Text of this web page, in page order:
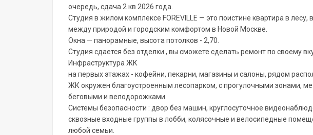
очередь, сдача 2 кв 2026 года.
Студия в жилом комплексе FOREVILLE — это поистине квартира в
между природой и городским комфортом в Новой Москве.
Окна — панорамные, высота потолков - 2,70.
Студия сдается без отделки , вы сможете сделать ремонт по своему
Инфраструктура ЖК
на первых этажах - кофейни, пекарни, магазины и салоны, рядом
ЖК окружен благоустроенным лесопарком, с прогулочными зонами,
беговыми и велодорожками.
Системы безопасности : двор без машин, круглосуточное
сквозные входные группы в лобби, колясочные и велосипедные
любой семьи.